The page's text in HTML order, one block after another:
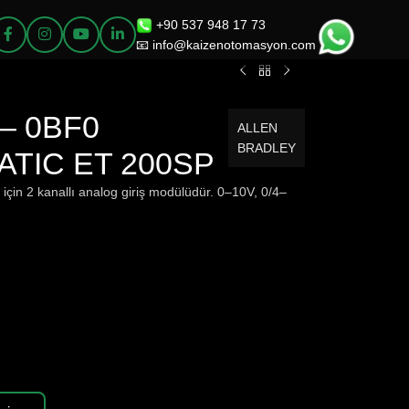
+90 537 948 17 73
📧 info@kaizenotomasyon.com
0BF0
ET 200SP
ALLEN
BRADLEY
2 kanallı analog giriş modülüdür. 0–10V, 0/4–